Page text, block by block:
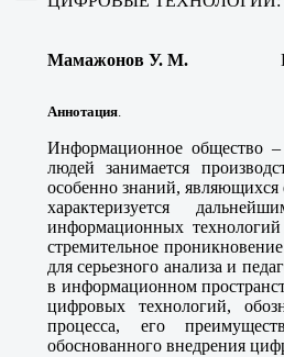
Мамажонов У. М.
Аннотация.
Информационное общество
людей занимается
особенно знаний,
характеризуется
информационных
стремительное
для серьезного анализа и
в информационном
цифровых технологий,
процесса, его
обоснованного внедрения